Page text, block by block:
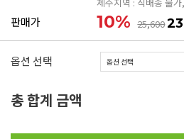
제주지역 : 직배송 불
판매가 10% 25,600
옵션 선택
총 합계 금액